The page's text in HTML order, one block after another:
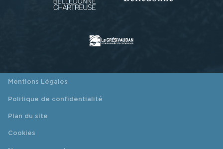
Mentions Légales
Politique de confidentialité
Plan du site
Cookies